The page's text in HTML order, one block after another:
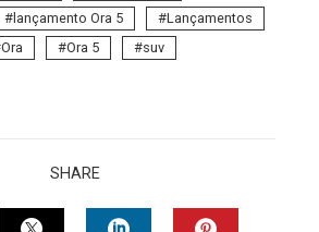
lançamento Ora 5
Lançamentos
Ora Ora 5
suv
SHARE